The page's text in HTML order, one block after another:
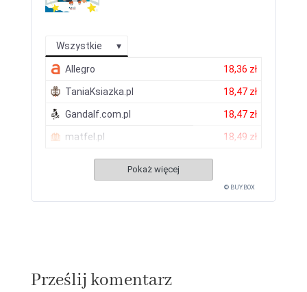
Wszystkie
Allegro 18,36 zł
TaniaKsiazka.pl 18,47 zł
Gandalf.com.pl 18,47 zł
matfel.pl 18,49 zł
Pokaż więcej
© BUY.BOX
Prześlij komentarz